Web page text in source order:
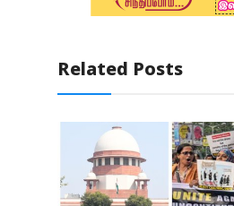
Related Posts